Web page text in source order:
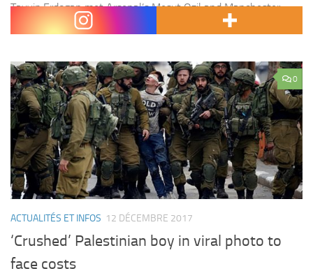
Tayyip Erdogan met Arsenal’s Mesut Ozil and Manchester
City’s Ilkay Gundogan during an official visit to the…
0
ACTUALITÉS ET INFOS 12 DÉCEMBRE 2017
‘Crushed’ Palestinian boy in viral photo to
face costs